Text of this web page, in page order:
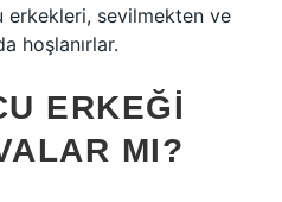
erkekleri, sevilmekten ve
hoşlanırlar.
ERKEĞI
MI?